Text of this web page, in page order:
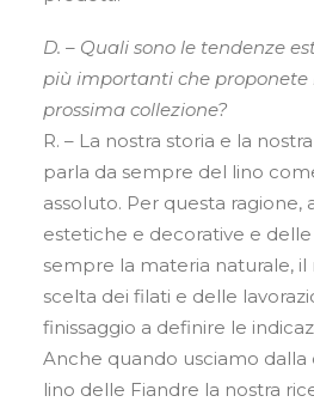
D. – Quali sono le tendenze
più importanti che proponete
prossima collezione?
R. – La nostra storia e la
parla da sempre del lino
assoluto. Per questa ragione,
estetiche e decorative e
sempre la materia naturale, il
scelta dei filati e delle
finissaggio a definire le
Anche quando usciamo dalla
lino delle Fiandre la nostra